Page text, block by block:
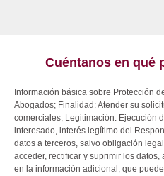
Cuéntanos en qué
Información básica sobre Protección
Abogados; Finalidad: Atender su
comerciales; Legitimación: Ejecución
interesado, interés legítimo del
datos a terceros, salvo obligación
acceder, rectificar y suprimir los
en la información adicional, que